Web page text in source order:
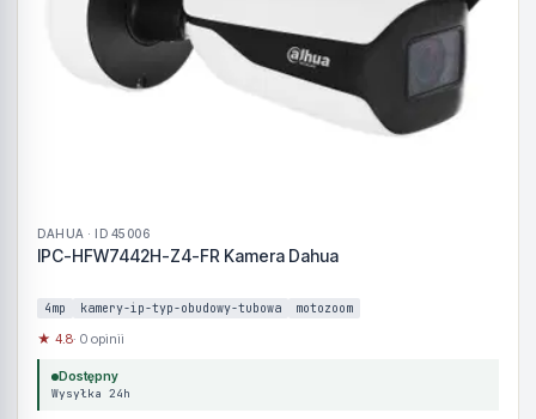
DAHUA · ID 45006
IPC-HFW7442H-Z4-FR Kamera Dahua
4mp kamery-ip-typ-obudowy-tubowa motozoom
★ 4.8· 0 opinii
Dostępny
Wysyłka 24h